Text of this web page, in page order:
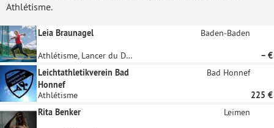
Athlétisme.
Leia Braunagel Baden-Baden
Athlétisme, Lancer du Disque
– €
Leichtathletikverein Bad
Honnef
Bad Honnef
Athlétisme
225 €
Rita Benker
Leimen